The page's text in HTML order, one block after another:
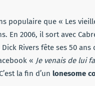
populaire que « Les
En 2006, il sort avec
Dick Rivers fête ses 50 ans
« Je venais de lui
la fin d’un lonesome